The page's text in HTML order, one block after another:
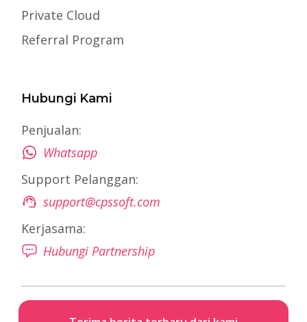
Private Cloud
Referral Program
Hubungi Kami
Penjualan:
Whatsapp
Support Pelanggan:
support@cpssoft.com
Kerjasama:
Hubungi Partnership